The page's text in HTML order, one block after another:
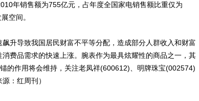
年销售额为755亿元，占年度全国家电销售额比重仅为
空间。
导致我国居民财富不平等分配，造成部分人群收入和财富
费品需求的快速上涨。腕表作为最具炫耀性的商品之一，其
的作用将会维持，关注老凤祥(600612)、明牌珠宝(002574)
：红周刊）